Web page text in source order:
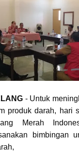
- Untuk
produk darah, hari
Merah
bimbingan